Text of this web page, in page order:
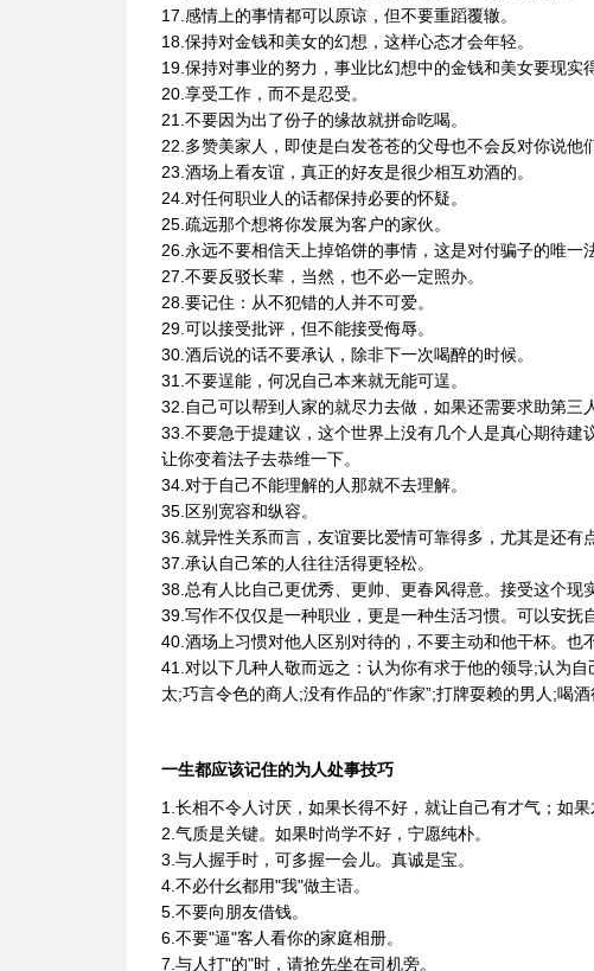
17.感情上的事情都可以原谅，但不要重蹈覆辙。
18.保持对金钱和美女的幻想，这样心态才会年轻。
19.保持对事业的努力，事业比幻想中的金钱和美女要现实
20.享受工作，而不是忍受。
21.不要因为出了份子的缘故就拼命吃喝。
22.多赞美家人，即使是白发苍苍的父母也不会反对你说他们
23.酒场上看友谊，真正的好友是很少相互劝酒的。
24.对任何职业人的话都保持必要的怀疑。
25.疏远那个想将你发展为客户的家伙。
26.永远不要相信天上掉馅饼的事情，这是对付骗子的唯一
27.不要反驳长辈，当然，也不必一定照办。
28.要记住：从不犯错的人并不可爱。
29.可以接受批评，但不能接受侮辱。
30.酒后说的话不要承认，除非下一次喝醉的时候。
31.不要逞能，何况自己本来就无能可逞。
32.自己可以帮到人家的就尽力去做，如果还需要求助第三
33.不要急于提建议，这个世界上没有几个人是真心期待建
让你变着法子去恭维一下。
34.对于自己不能理解的人那就不去理解。
35.区别宽容和纵容。
36.就异性关系而言，友谊要比爱情可靠得多，尤其是还有
37.承认自己笨的人往往活得更轻松。
38.总有人比自己更优秀、更帅、更春风得意。接受这个现
39.写作不仅仅是一种职业，更是一种生活习惯。可以安抚
40.酒场上习惯对他人区别对待的，不要主动和他干杯。也
41.对以下几种人敬而远之：认为你有求于他的领导;认为
太;巧言令色的商人;没有作品的“作家”;打牌耍赖的男人;喝
一生都应该记住的为人处事技巧
1.长相不令人讨厌，如果长得不好，就让自己有才气；如果
2.气质是关键。如果时尚学不好，宁愿纯朴。
3.与人握手时，可多握一会儿。真诚是宝。
4.不必什幺都用"我"做主语。
5.不要向朋友借钱。
6.不要"逼"客人看你的家庭相册。
7.与人打"的"时，请抢先坐在司机旁。